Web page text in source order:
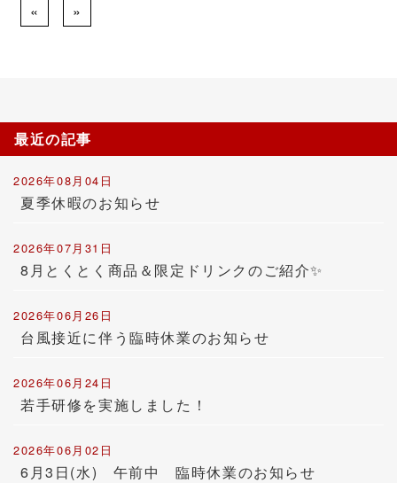
« »
最近の記事
2026年08月04日
夏季休暇のお知らせ
2026年07月31日
8月とくとく商品＆限定ドリンクのご紹介✨
2026年06月26日
台風接近に伴う臨時休業のお知らせ
2026年06月24日
若手研修を実施しました！
2026年06月02日
6月3日(水) 午前中 臨時休業のお知らせ